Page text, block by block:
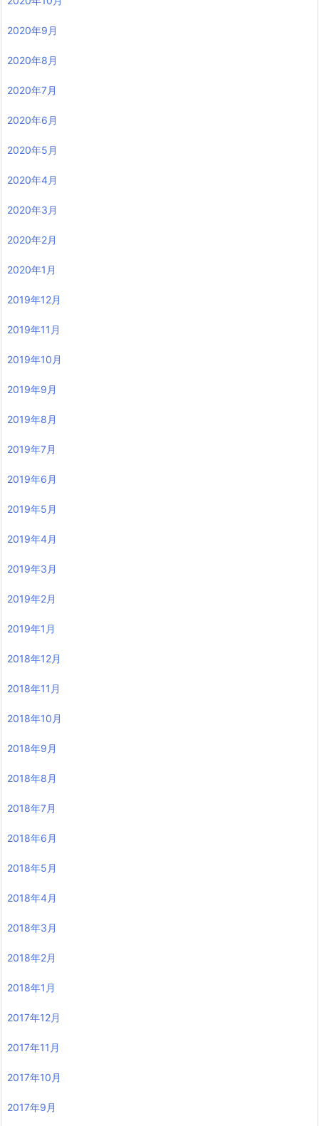
2020年9月
2020年8月
2020年7月
2020年6月
2020年5月
2020年4月
2020年3月
2020年2月
2020年1月
2019年12月
2019年11月
2019年10月
2019年9月
2019年8月
2019年7月
2019年6月
2019年5月
2019年4月
2019年3月
2019年2月
2019年1月
2018年12月
2018年11月
2018年10月
2018年9月
2018年8月
2018年7月
2018年6月
2018年5月
2018年4月
2018年3月
2018年2月
2018年1月
2017年12月
2017年11月
2017年10月
2017年9月